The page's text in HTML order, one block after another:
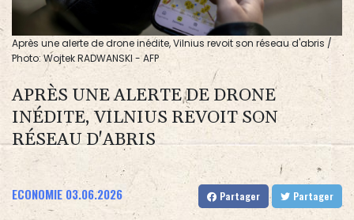
Après une alerte de drone inédite, Vilnius revoit son réseau d'abris /
Photo: Wojtek RADWANSKI - AFP
APRÈS UNE ALERTE DE DRONE
INÉDITE, VILNIUS REVOIT SON
RÉSEAU D'ABRIS
ECONOMIE 03.06.2026 Partager Partager